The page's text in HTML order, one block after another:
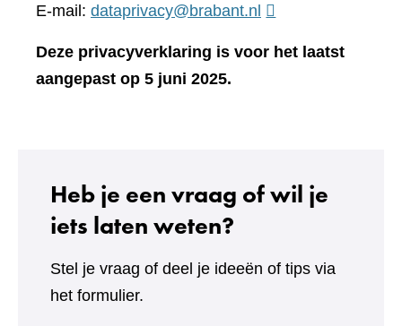
naar
andere
E-mail: dataprivacy@brabant.nl
Deze privacyverklaring is voor het laatst
aangepast op 5 juni 2025.
Heb je een vraag of wil je
iets laten weten?
Stel je vraag of deel je ideeën of tips via
het formulier.